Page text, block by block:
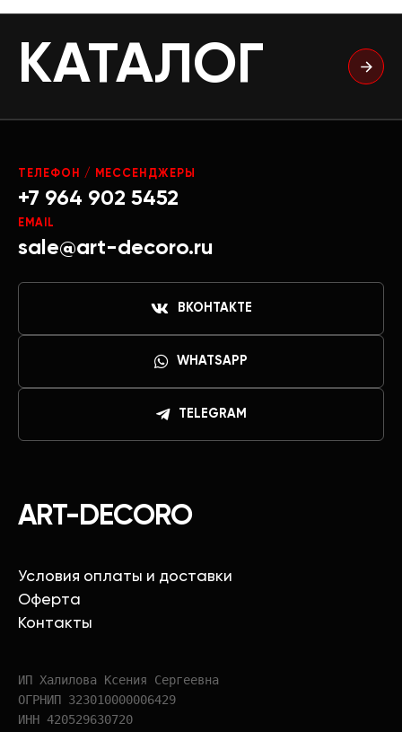
КАТАЛОГ
ART-DECORO
Условия оплаты и доставки
Оферта
Контакты
ИП Халилова Ксения Сергеевна
ОГРНИП 323010000006429
ИНН 420529630720
ТЕЛЕФОН / МЕССЕНДЖЕРЫ
+7 964 902 5452
EMAIL
sale@art-decoro.ru
ВКОНТАКТЕ
WHATSAPP
TELEGRAM